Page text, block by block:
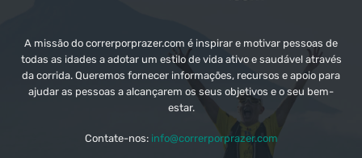
A missão do correrporprazer.com é inspirar e motivar pessoas de
todas as idades a adotar um estilo de vida ativo e saudável através
da corrida. Queremos fornecer informações, recursos e apoio para
ajudar as pessoas a alcançarem os seus objetivos e o seu bem-
estar.
Contate-nos: info@correrporprazer.com